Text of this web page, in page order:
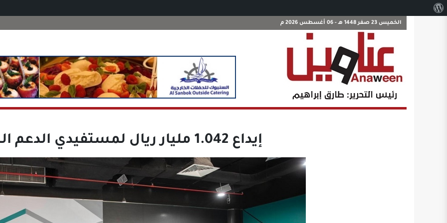
الخميس 23 صفر 1448 هـ - 06 أغسطس 2026 م
إيداع 1.042 مليار ريال لمستفيدي الدعم السكني